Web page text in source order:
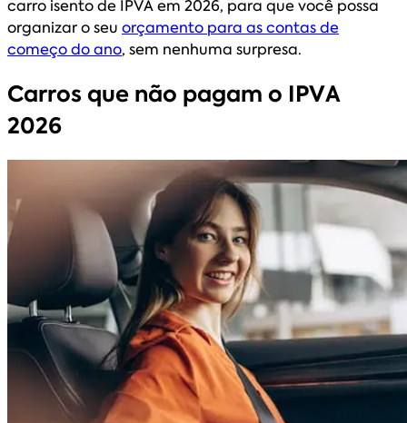
carro isento de IPVA em 2026, para que você possa
organizar o seu orçamento para as contas de
começo do ano, sem nenhuma surpresa.
Carros que não pagam o IPVA
2026